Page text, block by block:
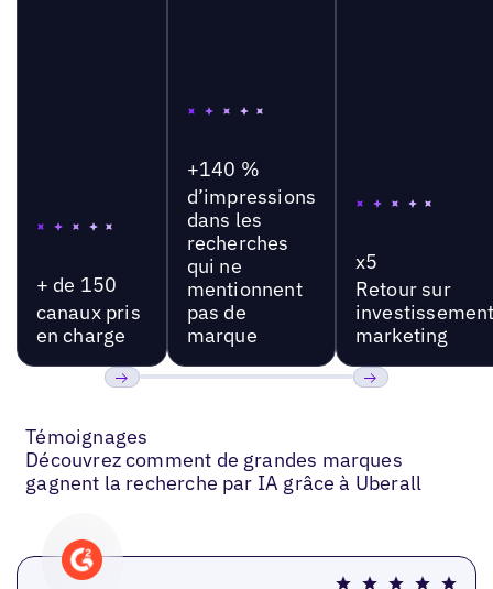
+ de 150
canaux pris
en charge
+140 %
d’impressions
dans les
recherches
qui ne
mentionnent
pas de
marque
x5
Retour sur
marketing
Témoignages
Découvrez comment de grandes marques
gagnent la recherche par IA grâce à Uberall